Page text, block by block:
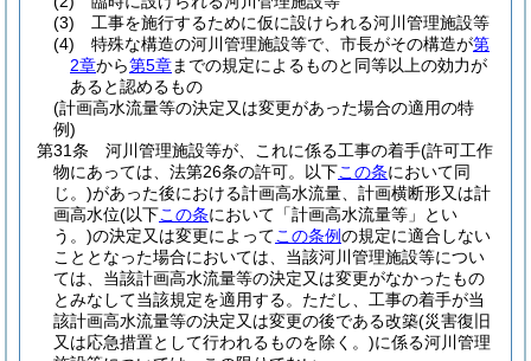
(3)
工事を施行するために仮に設けられる河川管理施設等
(4)
特殊な構造の河川管理施設等で、市長がその構造が第
2章から第5章までの規定によるものと同等以上の効力が
あると認めるもの
(計画高水流量等の決定又は変更があった場合の適用の特
例)
第31条
河川管理施設等が、これに係る工事の着手(許可工作
物にあっては、法第26条の許可。以下この条において同
じ。)があった後における計画高水流量、計画横断形又は計
画高水位(以下この条において「計画高水流量等」とい
う。)の決定又は変更によってこの条例の規定に適合しない
こととなった場合においては、当該河川管理施設等につい
ては、当該計画高水流量等の決定又は変更がなかったもの
とみなして当該規定を適用する。 ただし、工事の着手が当
該計画高水流量等の決定又は変更の後である改築(災害復旧
又は応急措置として行われるものを除く。)に係る河川管理